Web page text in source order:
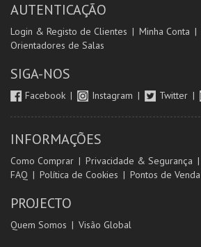
AUTENTICAÇÃO
Login & Registo de Clientes Minha Conta
Orientadores de Salas
SIGA-NOS
Facebook Instagram Twitter
INFORMAÇÕES
Como Comprar Privacidade & Segurança
FAQ
Política de Cookies Pontos de Venda
PROJECTO
Quem Somos Visão Global